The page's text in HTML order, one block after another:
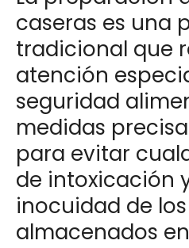
caseras es una
tradicional que
atención
seguridad
medidas
para evitar
de intoxicación
inocuidad de
almacenados